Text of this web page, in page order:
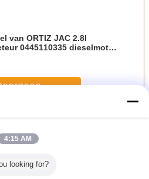
van ORTIZ JAC 2.8l
0445110335 dieselmotor
de gemeenschappelijke spoor
4:15 AM
looking for?